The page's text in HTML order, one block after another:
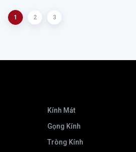
1 2 3
Kính Mát
Gọng Kính
Tròng Kính